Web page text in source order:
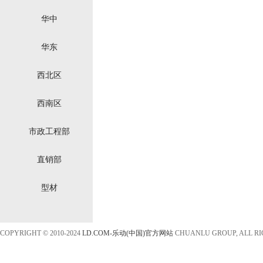
华中
华东
西北区
西南区
市政工程部
直销部
型材
COPYRIGHT © 2010-2024 LD.COM-乐动(中国)官方网站 CHUANLU GROUP, ALL